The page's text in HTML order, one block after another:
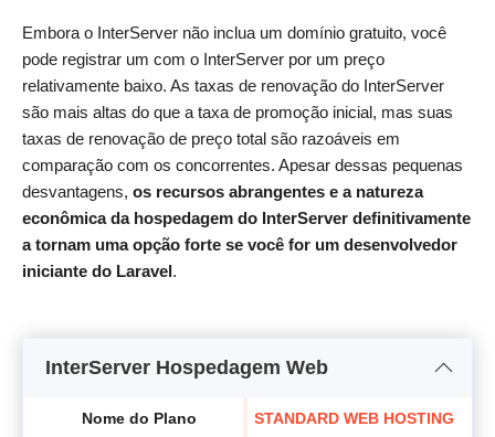
Embora o InterServer não inclua um domínio gratuito, você
pode registrar um com o InterServer por um preço
relativamente baixo. As taxas de renovação do InterServer
são mais altas do que a taxa de promoção inicial, mas suas
taxas de renovação de preço total são razoáveis em
comparação com os concorrentes. Apesar dessas pequenas
desvantagens, os recursos abrangentes e a natureza
econômica da hospedagem do InterServer definitivamente
a tornam uma opção forte se você for um desenvolvedor
iniciante do Laravel.
InterServer Hospedagem Web
Nome do Plano STANDARD WEB HOSTING